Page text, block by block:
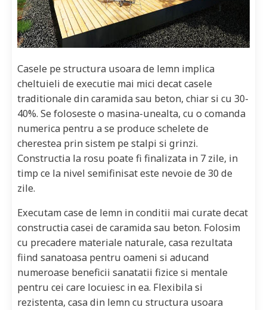
Casele pe structura usoara de lemn implica
cheltuieli de executie mai mici decat casele
traditionale din caramida sau beton, chiar si cu 30-
40%. Se foloseste o masina-unealta, cu o comanda
numerica pentru a se produce schelete de
cherestea prin sistem pe stalpi si grinzi.
Constructia la rosu poate fi finalizata in 7 zile, in
timp ce la nivel semifinisat este nevoie de 30 de
zile.
Executam case de lemn in conditii mai curate decat
constructia casei de caramida sau beton. Folosim
cu precadere materiale naturale, casa rezultata
fiind sanatoasa pentru oameni si aducand
numeroase beneficii sanatatii fizice si mentale
pentru cei care locuiesc in ea. Flexibila si
rezistenta, casa din lemn cu structura usoara